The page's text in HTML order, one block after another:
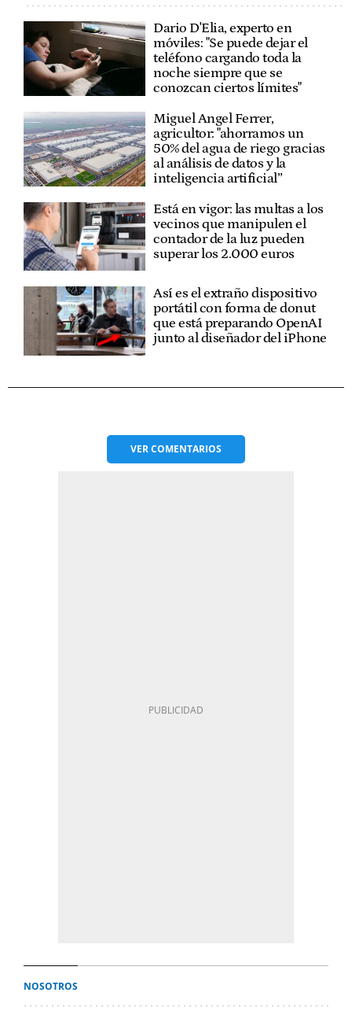
Dario D'Elia, experto en
móviles: "Se puede dejar el
teléfono cargando toda la
noche siempre que se
conozcan ciertos límites"
Miguel Angel Ferrer,
agricultor: "ahorramos un
50% del agua de riego gracias
al análisis de datos y la
inteligencia artificial”
Está en vigor: las multas a los
vecinos que manipulen el
contador de la luz pueden
superar los 2.000 euros
Así es el extraño dispositivo
portátil con forma de donut
que está preparando OpenAI
junto al diseñador del iPhone
VERCOMENTARIOS
NOSOTROS